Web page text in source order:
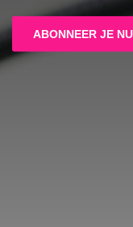
ABONNEER JE